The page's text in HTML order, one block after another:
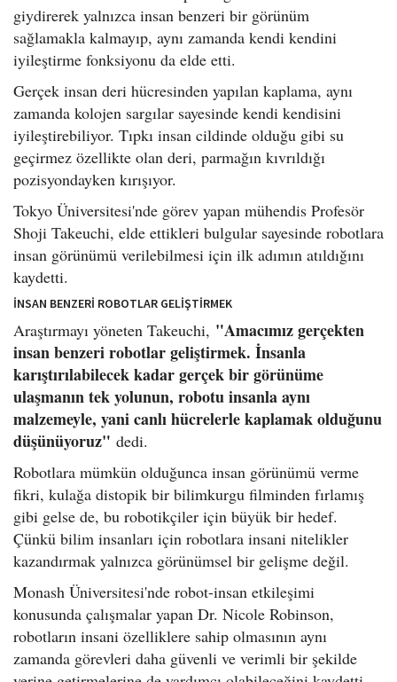
giydirerek yalnızca insan benzeri bir görünüm
sağlamakla kalmayıp, aynı zamanda kendi kendini
iyileştirme fonksiyonu da elde etti.
Gerçek insan deri hücresinden yapılan kaplama, aynı
zamanda kolojen sargılar sayesinde kendi kendisini
iyileştirebiliyor. Tıpkı insan cildinde olduğu gibi su
geçirmez özellikte olan deri, parmağın kıvrıldığı
pozisyondayken kırışıyor.
Tokyo Üniversitesi'nde görev yapan mühendis Profesör
Shoji Takeuchi, elde ettikleri bulgular sayesinde robotlara
insan görünümü verilebilmesi için ilk adımın atıldığını
kaydetti.
İNSAN BENZERİ ROBOTLAR GELİŞTİRMEK
Araştırmayı yöneten Takeuchi, "Amacımız gerçekten
insan benzeri robotlar geliştirmek. İnsanla
karıştırılabilecek kadar gerçek bir görünüme
ulaşmanın tek yolunun, robotu insanla aynı
malzemeyle, yani canlı hücrelerle kaplamak olduğunu
düşünüyoruz" dedi.
Robotlara mümkün olduğunca insan görünümü verme
fikri, kulağa distopik bir bilimkurgu filminden fırlamış
gibi gelse de, bu robotikçiler için büyük bir hedef.
Çünkü bilim insanları için robotlara insani nitelikler
kazandırmak yalnızca görünümsel bir gelişme değil.
Monash Üniversitesi'nde robot-insan etkileşimi
konusunda çalışmalar yapan Dr. Nicole Robinson,
robotların insani özelliklere sahip olmasının aynı
zamanda görevleri daha güvenli ve verimli bir şekilde